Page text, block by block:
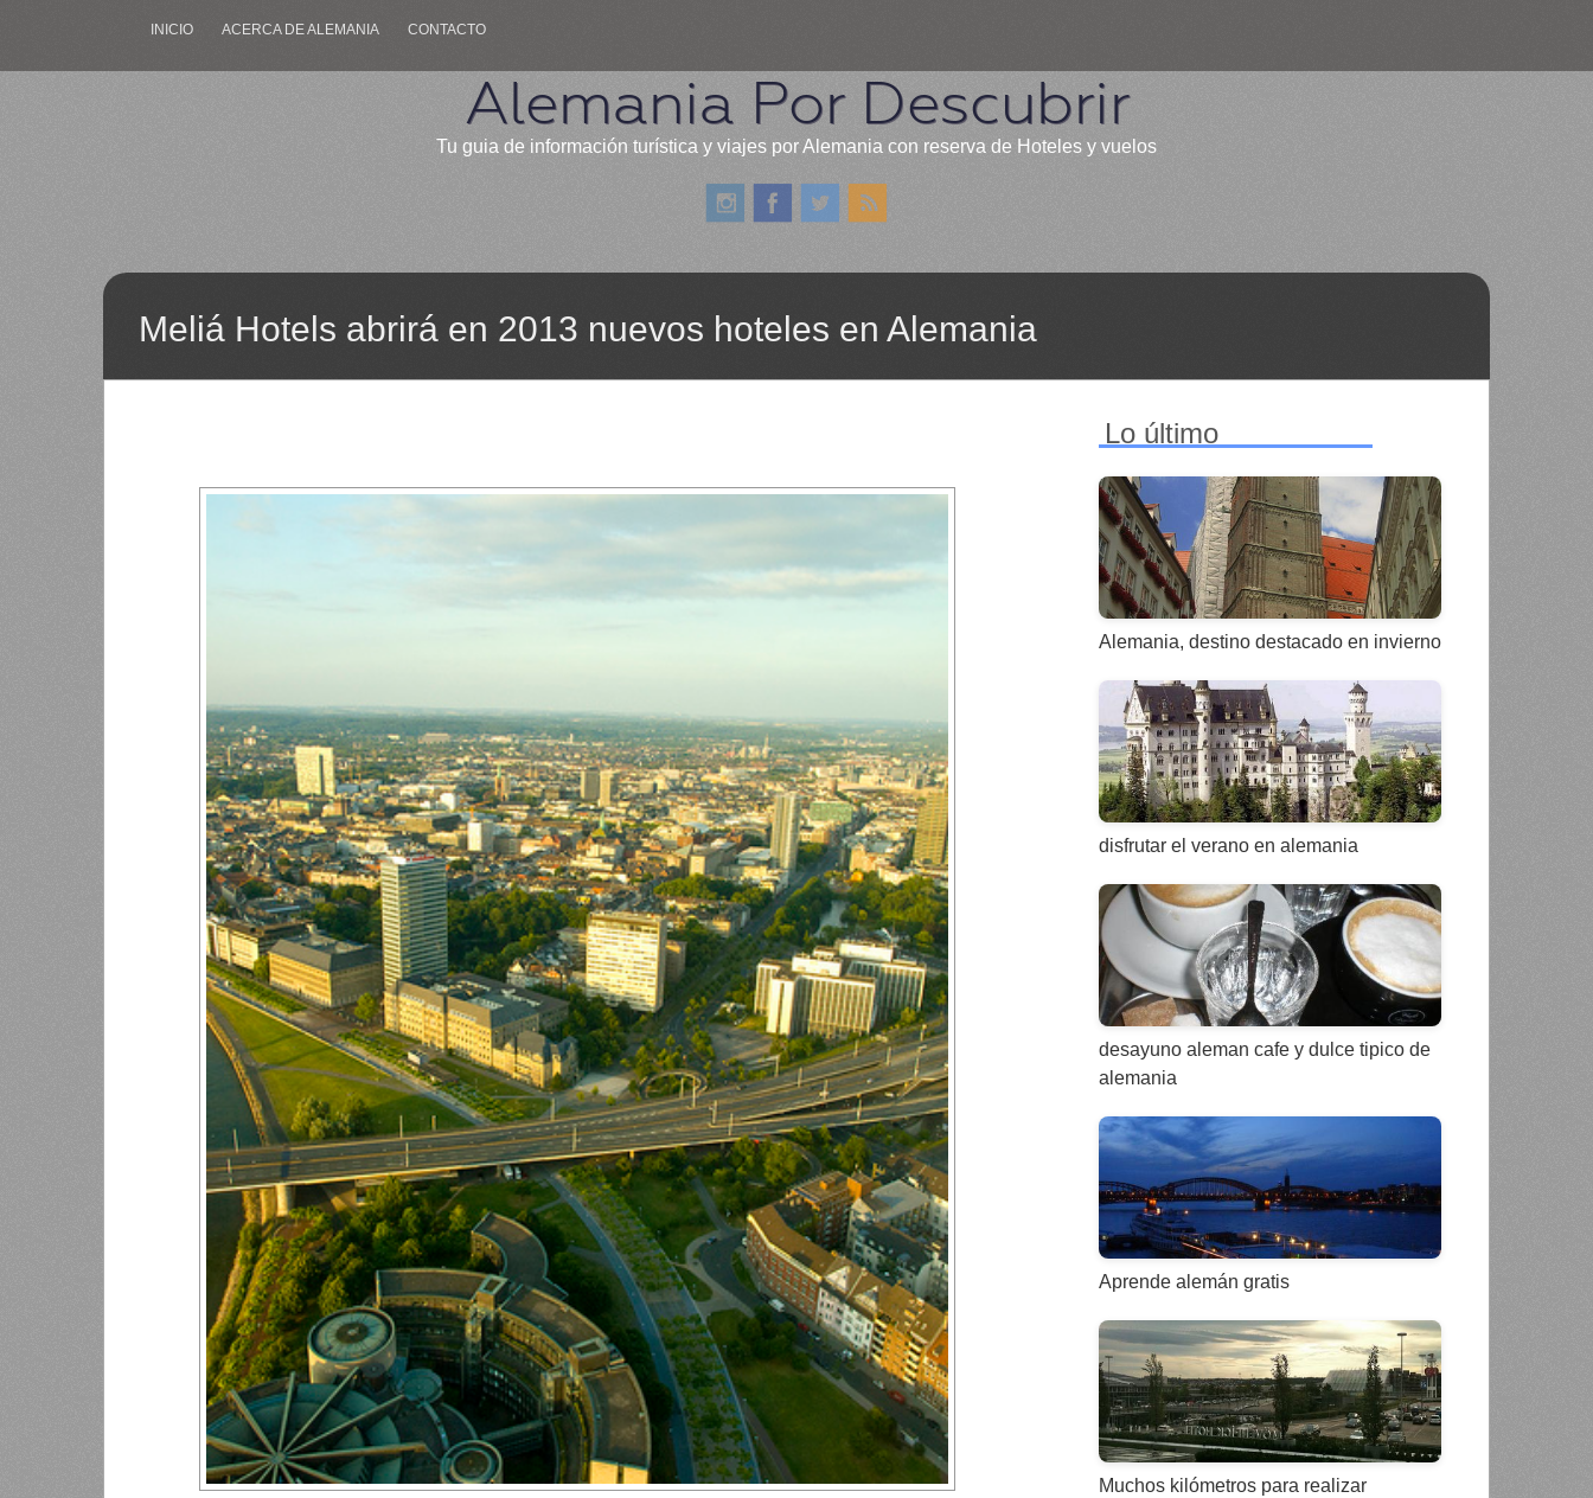
INICIO ACERCA DE ALEMANIA CONTACTO
Alemania Por Descubrir
Tu guia de información turística y viajes por Alemania con reserva de Hoteles y vuelos
Meliá Hotels abrirá en 2013 nuevos hoteles en Alemania
Lo último
Alemania, destino destacado en invierno
disfrutar el verano en alemania
desayuno aleman cafe y dulce tipico de
alemania
Aprende alemán gratis
Muchos kilómetros para realizar